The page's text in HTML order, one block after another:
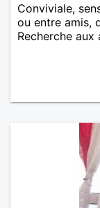
Conviviale,
ou entre amis,
Recherche